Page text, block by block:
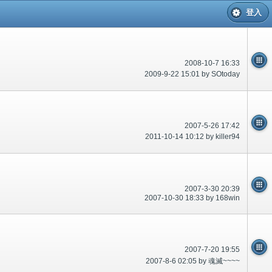
登入
2008-10-7 16:33
2009-9-22 15:01 by SOtoday
2007-5-26 17:42
2011-10-14 10:12 by killer94
2007-3-30 20:39
2007-10-30 18:33 by 168win
2007-7-20 19:55
2007-8-6 02:05 by 魂滅~~~~